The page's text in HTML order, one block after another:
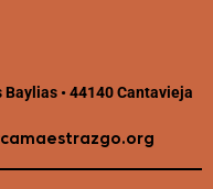
• 44140 Cantavieja